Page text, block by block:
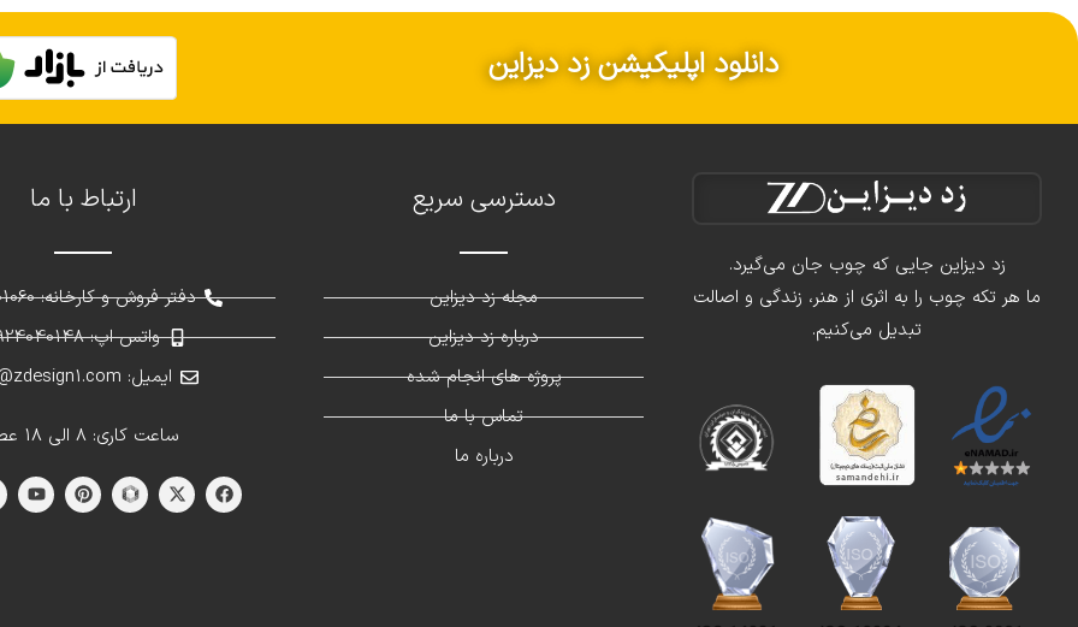
دانلود اپلیکیشن زد دیزاین
زد دیزاین جایی که چوب جان می‌گیرد.
ما هر تکه چوب را به اثری از هنر، زندگی و اصالت
تبدیل می‌کنیم.
دسترسی سریع
مجله زد دیزاین
درباره زد دیزاین
پروژه های انجام شده
تماس با ما
درباره ما
ارتباط با ما
دفتر فروش و کارخانه: 02691301060
واتس اپ: 09924040148
ایمیل: info@zdesign1.com
ساعت کاری: 8 الی 18 عصر